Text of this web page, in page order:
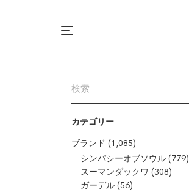
カテゴリー
ブランド (1,085)
シンパシーオブソウル (779)
スーマンダックワ (308)
ガーデル (56)